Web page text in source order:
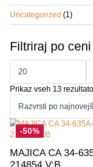
Uncategorized (1)
Filtriraj po ceni
Min
cena
Max
cena
Prikaz vseh 13
-50%
MAJICA CA 34-
214854 V:B